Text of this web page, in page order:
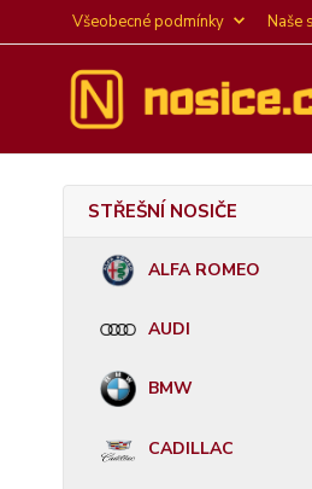
Všeobecné podmínky Naše
STŘEŠNÍ NOSIČE
ALFA ROMEO
AUDI
BMW
CADILLAC